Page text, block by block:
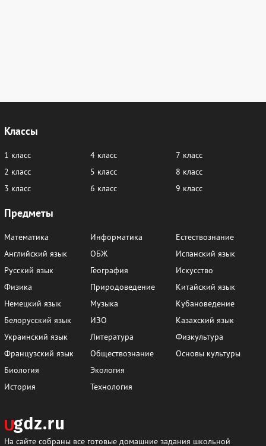
Классы
1 класс
2 класс
3 класс
4 класс
5 класс
6 класс
7 класс
8 класс
9 класс
Предметы
Математика
Английский язык
Русский язык
Физика
Немецкий язык
Белорусский язык
Украинский язык
Французский язык
Биология
История
Информатика
ОБЖ
География
Природоведение
Музыка
ИЗО
Литература
Обществознание
Экология
Технология
Естествознание
Испанский язык
Искусство
Китайский язык
Кубановедение
Казахский язык
Физкультура
Основы культуры
На сайте собраны все готовые домашние задания школьной